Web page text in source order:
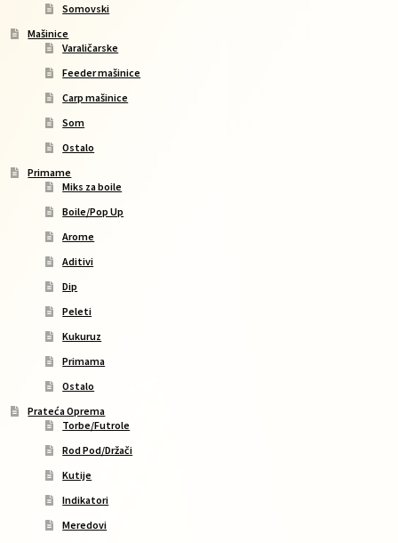
Somovski
Mašinice
Varaličarske
Feeder mašinice
Carp mašinice
Som
Ostalo
Primame
Miks za boile
Boile/Pop Up
Arome
Aditivi
Dip
Peleti
Kukuruz
Primama
Ostalo
Prateća Oprema
Torbe/Futrole
Rod Pod/Držači
Kutije
Indikatori
Meredovi